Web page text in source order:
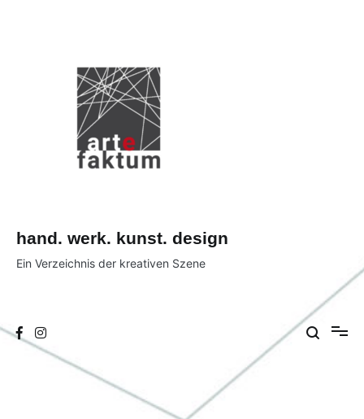
hand. werk. kunst. design
Ein Verzeichnis der kreativen Szene